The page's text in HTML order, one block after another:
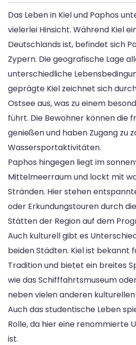
Das Leben in Kiel und Paphos
vielerlei Hinsicht. Während Kiel
Deutschlands ist, befindet sich
Zypern. Die geografische Lage
unterschiedliche
geprägte Kiel zeichnet sich
Ostsee aus, was zu einem
führt. Die Bewohner können die
genießen und haben Zugang zu
Wassersportaktivitäten.
Paphos hingegen liegt im
Mittelmeerraum und lockt mit
Stränden. Hier stehen
oder Erkundungstouren durch
Stätten der Region auf dem
Auch kulturell gibt es
beiden Städten. Kiel ist bekannt
Tradition und bietet ein breites
wie das Schifffahrtsmuseum
neben vielen anderen
Auch das studentische Leben
Rolle, da hier eine renommierte
ist.